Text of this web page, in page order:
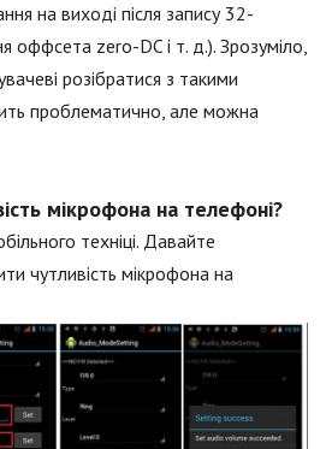
на виході після запису 32-
оффсета zero-DC і т. д.). Зрозуміло,
розібратися з такими
проблематично, але можна
мікрофона на телефоні?
техніці. Давайте
чутливість мікрофона на